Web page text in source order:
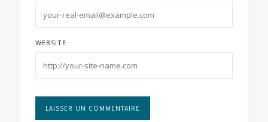
WEBSITE